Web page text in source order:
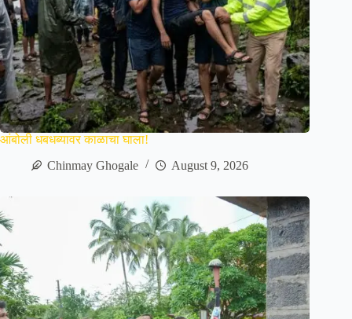
आंबोली धबधब्यावर काळाचा घाला!
Chinmay Ghogale
August 9, 2026